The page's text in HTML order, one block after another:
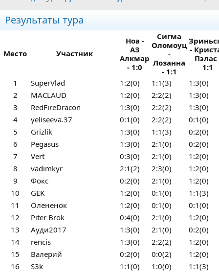
Результаты тура
Место Участник
Ноа -
АЗ
Алкмар
- 1:0
Сигма
Оломоуц
-
Лозанна
- 1:1
-
Пэлас
1:1
1
SuperVlad 1:2(0) 1:1(3)
1:3(0)
2
MACLAUD 1:2(0) 2:2(2)
1:3(0)
3
RedFireDracon 1:3(0) 2:2(2)
1:3(0)
4
yeliseeva.37 0:1(0) 2:2(2)
0:1(0)
5
Grizlik 1:3(0) 1:1(3)
0:2(0)
6
Pegasus 1:3(0) 2:1(0)
0:2(0)
7
Vert 0:3(0) 2:1(0)
1:2(0)
8
vadimkyr 2:1(2) 2:3(0)
1:2(0)
9
Фокс 0:2(0) 2:1(0)
1:2(0)
10
GEK 1:2(0) 0:1(0)
1:1(3)
11
Олененок 1:2(0) 0:1(0)
0:1(0)
12
Piter Brok 0:4(0) 2:1(0)
1:2(0)
13
Ауди2017 1:3(0) 2:1(0)
0:2(0)
14
rencis 1:3(0) 2:2(2)
1:2(0)
15
Валерий 0:2(0) 0:0(2)
1:2(0)
16
S3k 1:1(0) 1:0(0)
1:1(3)